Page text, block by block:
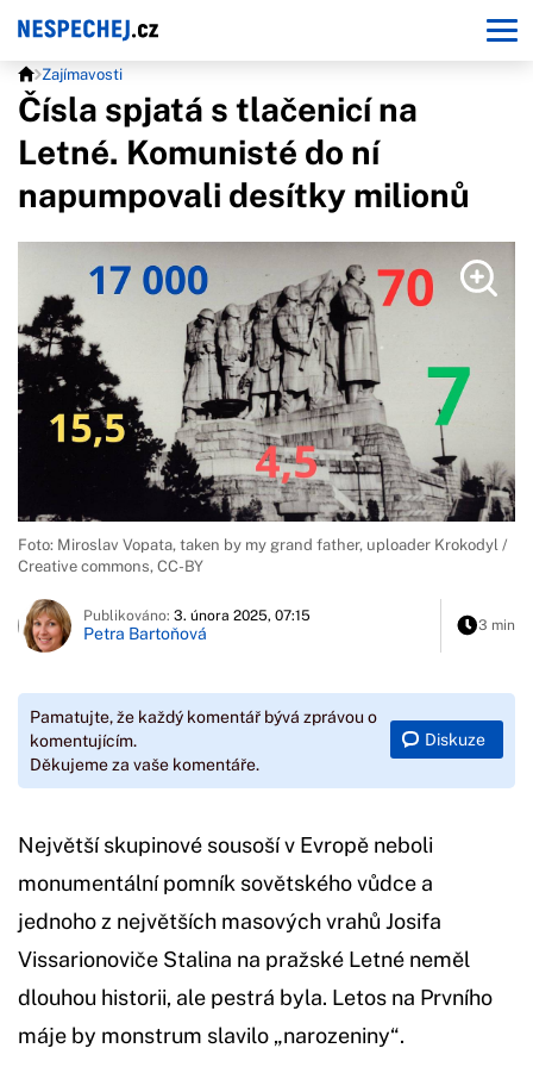
Zajímavosti
Čísla spjatá s tlačenicí na
Letné. Komunisté do ní
napumpovali desítky milionů
Foto: Miroslav Vopata, taken by my grand father, uploader Krokodyl /
Creative commons, CC-BY
Publikováno: 3. února 2025, 07:15
Petra Bartoňová 3 min
Pamatujte, že každý komentář bývá zprávou o
komentujícím.
Děkujeme za vaše komentáře.
Diskuze
Největší skupinové sousoší v Evropě neboli
monumentální pomník sovětského vůdce a
jednoho z největších masových vrahů Josifa
Vissarionoviče Stalina na pražské Letné neměl
dlouhou historii, ale pestrá byla. Letos na Prvního
máje by monstrum slavilo „narozeniny“.